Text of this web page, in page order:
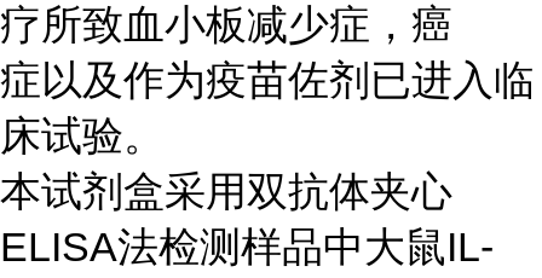
疗所致血小板减少症，癌
症以及作为疫苗佐剂已进入临
床试验。
本试剂盒采用双抗体夹心
ELISA法检测样品中大鼠IL-